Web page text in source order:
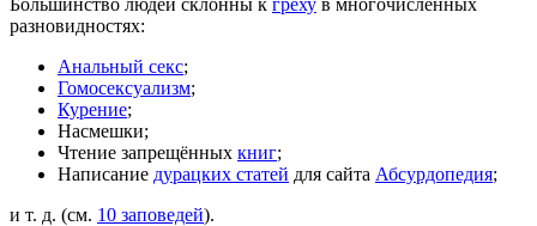
Большинство людей склонны к греху в многочисленных
разновидностях:
Анальный секс;
Гомосексуализм;
Курение;
Насмешки;
Чтение запрещённых книг;
Написание дурацких статей для сайта Абсурдопедия;
и т. д. (см. 10 заповедей).